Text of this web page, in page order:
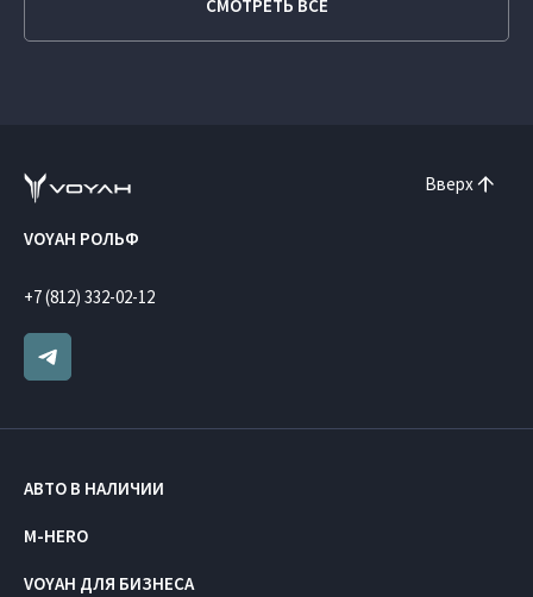
СМОТРЕТЬ ВСЕ
Вверх
VOYAH РОЛЬФ
+7 (812) 332-02-12
АВТО В НАЛИЧИИ
M-HERO
VOYAH ДЛЯ БИЗНЕСА